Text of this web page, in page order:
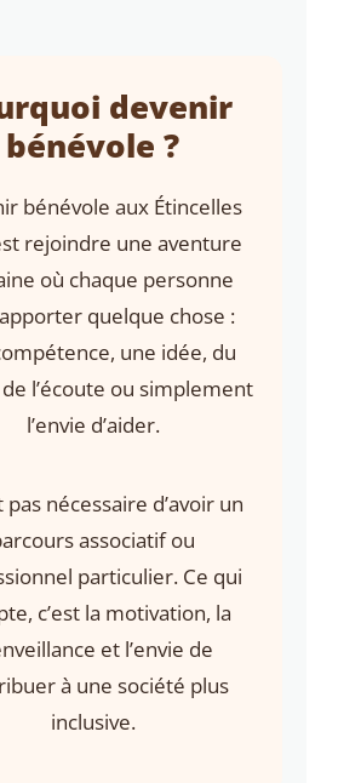
devenir
bénévole ?
bénévole aux Étincelles
rejoindre une aventure
où chaque personne
quelque chose :
une idée, du
l’écoute ou simplement
l’envie d’aider.
pas nécessaire d’avoir un
associatif ou
particulier. Ce qui
c’est la motivation, la
et l’envie de
à une société plus
inclusive.